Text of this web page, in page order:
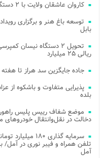
کاروان عاشقان ولایت با ۲ دستگاه اتوبوس از بلده راهی تهران شد
بابل
تحویل ۲ دستگاه نیسان
ریالی ۲۵ میلیارد
جاده جایگزین سد هراز تا
بلده
موضع شفاف رییس پلیس راهور
دخالت در نقل‌وانتقال خودروهای
سرمایه گذاری
آمل